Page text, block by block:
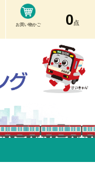
お買い物かご 0点